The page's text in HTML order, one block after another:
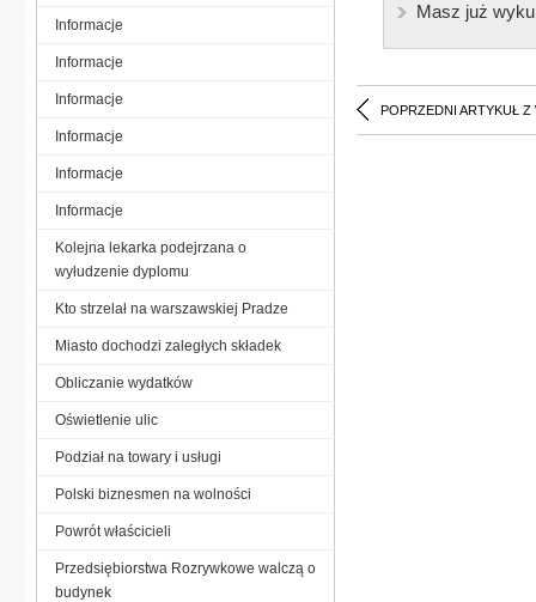
Masz już
POPRZEDNI ARTYKUŁ Z
Informacje
Informacje
Informacje
Informacje
Informacje
Informacje
Kolejna lekarka podejrzana o
wyłudzenie dyplomu
Kto strzelał na warszawskiej Pradze
Miasto dochodzi zaległych składek
Obliczanie wydatków
Oświetlenie ulic
Podział na towary i usługi
Polski biznesmen na wolności
Powrót właścicieli
Przedsiębiorstwa Rozrywkowe walczą o
budynek